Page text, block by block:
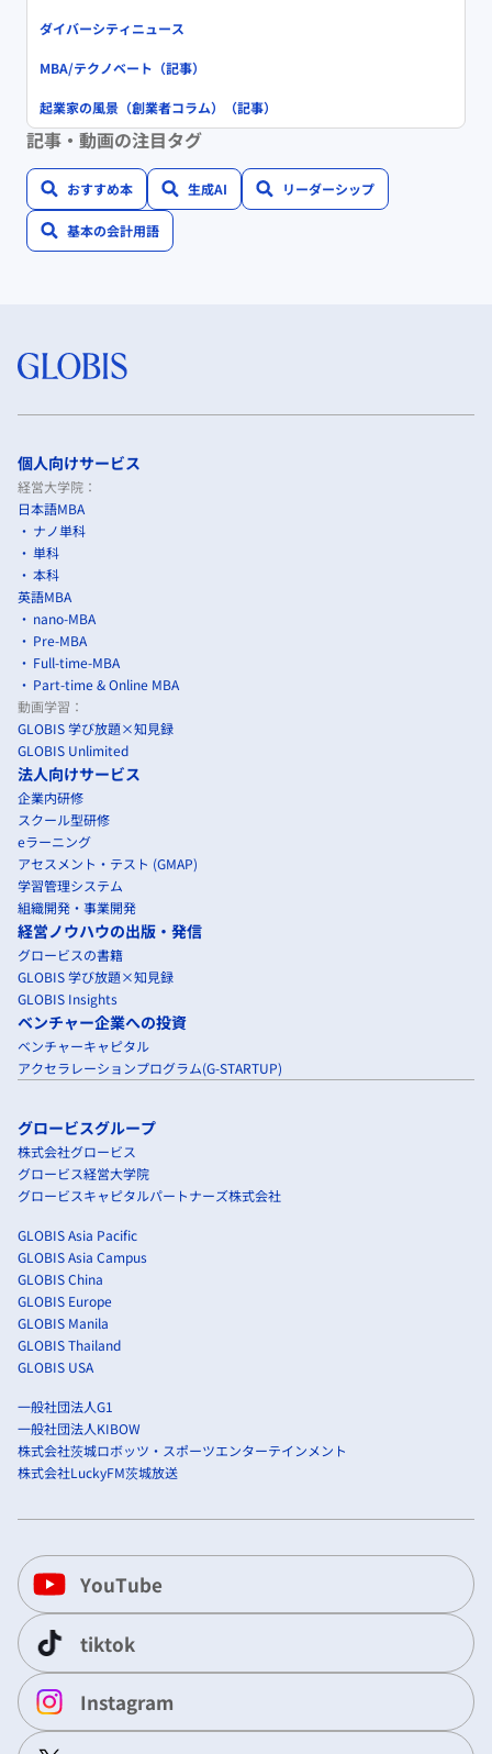
ダイバーシティニュース
MBA/テクノベート（記事）
起業家の風景（創業者コラム）（記事）
記事・動画の注目タグ
おすすめ本 生成AI リーダーシップ
基本の会計用語
個人向けサービス
経営大学院：
日本語MBA
ナノ単科
単科
本科
英語MBA
nano-MBA
Pre-MBA
Full-time-MBA
Part-time & Online MBA
動画学習：
GLOBIS 学び放題×知見録
GLOBIS Unlimited
法人向けサービス
企業内研修
スクール型研修
eラーニング
アセスメント・テスト (GMAP)
学習管理システム
組織開発・事業開発
経営ノウハウの出版・発信
グロービスの書籍
GLOBIS 学び放題×知見録
GLOBIS Insights
ベンチャー企業への投資
ベンチャーキャピタル
アクセラレーションプログラム(G-STARTUP)
グロービスグループ
株式会社グロービス
グロービス経営大学院
グロービスキャピタルパートナーズ株式会社
GLOBIS Asia Pacific
GLOBIS Asia Campus
GLOBIS China
GLOBIS Europe
GLOBIS Manila
GLOBIS Thailand
GLOBIS USA
一般社団法人G1
一般社団法人KIBOW
株式会社茨城ロボッツ・スポーツエンターテインメント
株式会社LuckyFM茨城放送
YouTube
tiktok
Instagram